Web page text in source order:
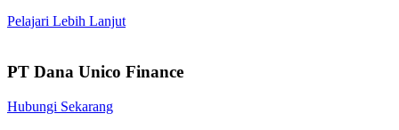
Pelajari Lebih Lanjut
PT Dana Unico Finance
Hubungi Sekarang